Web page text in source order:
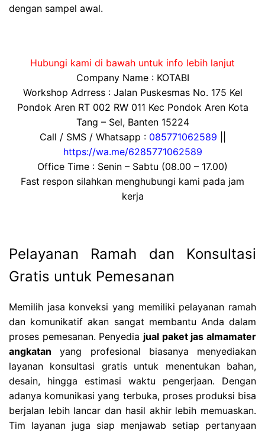
dengan sampel awal.
Hubungi kami di bawah untuk info lebih lanjut
Company Name : KOTABI
Workshop Adrress : Jalan Puskesmas No. 175 Kel
Pondok Aren RT 002 RW 011 Kec Pondok Aren Kota
Tang – Sel, Banten 15224
Call / SMS / Whatsapp : 085771062589
https://wa.me/6285771062589
Office Time : Senin – Sabtu (08.00 – 17.00)
Fast respon silahkan menghubungi kami pada jam
kerja
Pelayanan Ramah dan Konsultasi
Gratis untuk Pemesanan
Memilih jasa konveksi yang memiliki pelayanan ramah
dan komunikatif akan sangat membantu Anda dalam
proses pemesanan. Penyedia jual paket jas almamater
angkatan yang profesional biasanya menyediakan
layanan konsultasi gratis untuk menentukan bahan,
desain, hingga estimasi waktu pengerjaan. Dengan
adanya komunikasi yang terbuka, proses produksi bisa
berjalan lebih lancar dan hasil akhir lebih memuaskan.
Tim layanan juga siap menjawab setiap pertanyaan